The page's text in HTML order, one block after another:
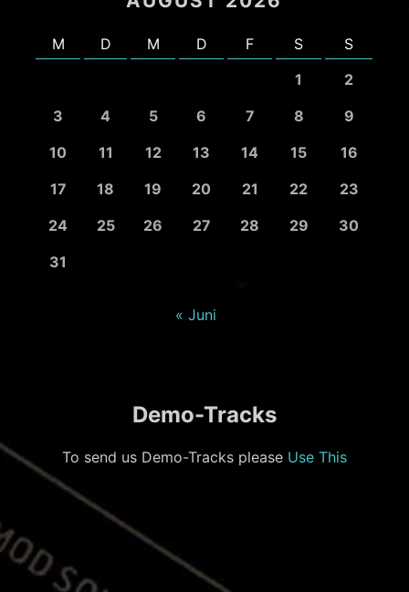
M D M D F S
S
1
2
3
4 5 6 7 8
9
10
11 12 13 14 15
16
17
18 19 20 21 22
23
24
25 26 27 28 29
30
31
« Juni
Demo-Tracks
To send us Demo-Tracks please Use This